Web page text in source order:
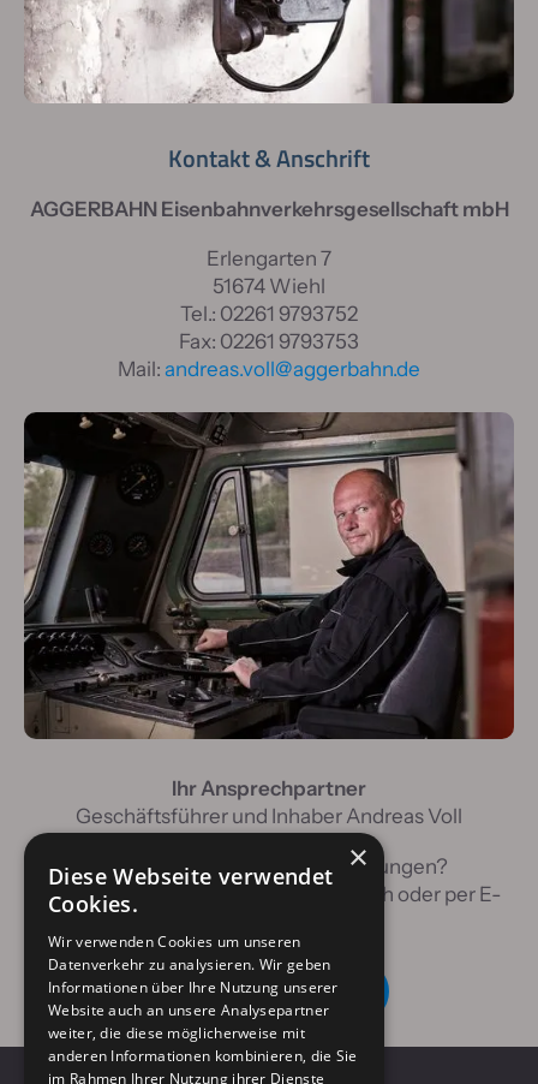
Kontakt & Anschrift
AGGERBAHN Eisenbahnverkehrsgesellschaft mbH
Erlengarten 7
51674 Wiehl
Tel.: 02261 9793752
Fax: 02261 9793753
Mail: andreas.voll@aggerbahn.de
Ihr Ansprechpartner
Geschäftsführer und Inhaber Andreas Voll
Sie haben Fragen oder Anmerkungen?
Kontaktieren Sie uns gerne telefonisch oder per E-
jetzt anfragen!
×
Diese Webseite verwendet
Cookies.
Wir verwenden Cookies um unseren
Datenverkehr zu analysieren. Wir geben
Informationen über Ihre Nutzung unserer
Website auch an unsere Analysepartner
weiter, die diese möglicherweise mit
anderen Informationen kombinieren, die Sie
im Rahmen Ihrer Nutzung ihrer Dienste